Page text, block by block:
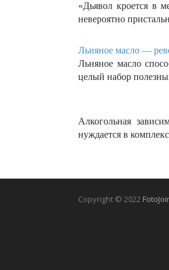
«Дьявол кроется в
невероятно
Льняное масло —
Льняное масло
целый набор
Алкогольная
нуждается в
Copyright © 2022